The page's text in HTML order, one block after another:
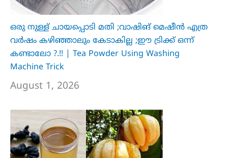
ഒരു നുള്ള് ചായപ്പൊടി മതി ;വാഷിങ് മെഷീൻ എത്ര
വർഷം കഴിഞ്ഞാലും കേടാകില്ല ;ഈ ട്രിക്ക് ഒന്ന്
കണ്ടാലോ ?.!! | Tea Powder Using Washing
Machine Trick
August 1, 2026